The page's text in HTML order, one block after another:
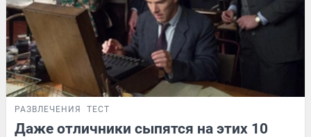
РАЗВЛЕЧЕНИЯ ТЕСТ
Даже отличники сыпятся на этих 10